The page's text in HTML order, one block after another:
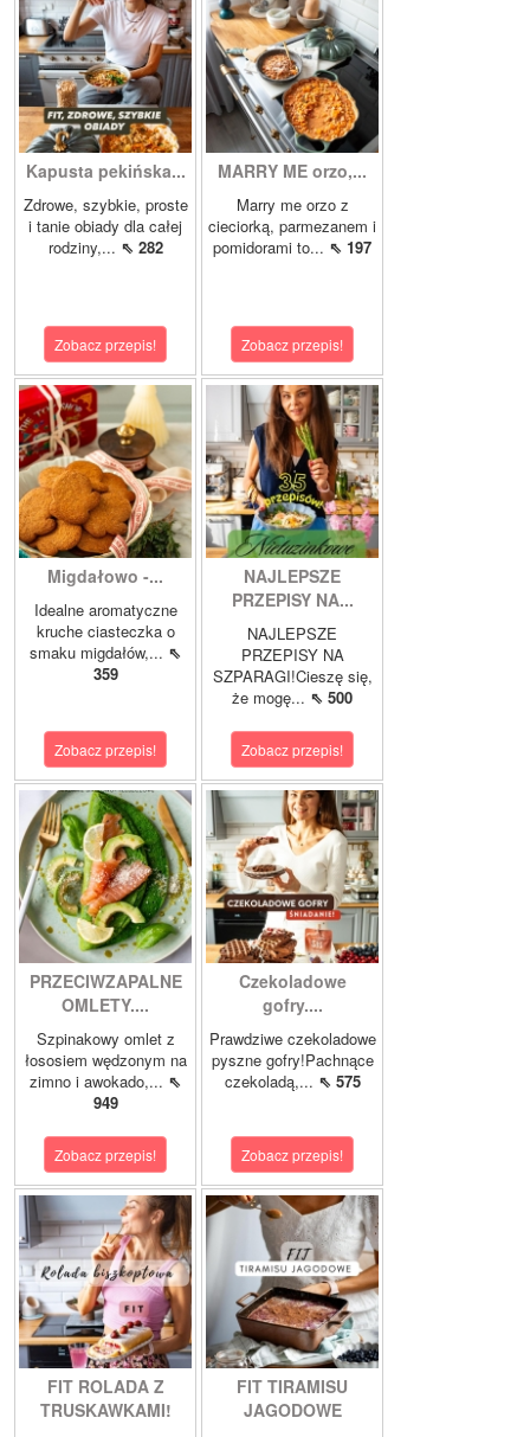
Kapusta pekińska...
Zdrowe, szybkie, proste
i tanie obiady dla całej
rodziny,... ⇖ 282
Zobacz przepis!
MARRY ME orzo,...
Marry me orzo z
cieciorką, parmezanem i
pomidorami to... ⇖ 197
Zobacz przepis!
Migdałowo -...
Idealne aromatyczne
kruche ciasteczka o
smaku migdałów,... ⇖
359
Zobacz przepis!
NAJLEPSZE
PRZEPISY NA...
NAJLEPSZE
PRZEPISY NA
SZPARAGI!Cieszę się,
że mogę... ⇖ 500
Zobacz przepis!
PRZECIWZAPALNE
OMLETY....
Szpinakowy omlet z
łososiem wędzonym na
zimno i awokado,... ⇖
949
Zobacz przepis!
Czekoladowe
gofry....
Prawdziwe czekoladowe
pyszne gofry!Pachnące
czekoladą,... ⇖ 575
Zobacz przepis!
FIT ROLADA Z
TRUSKAWKAMI!
FIT TIRAMISU
JAGODOWE